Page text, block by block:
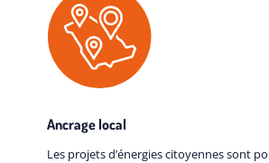
Ancrage local
Les projets d’énergies citoyennes sont